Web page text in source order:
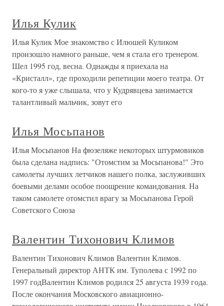
Илья Кулик
Илья Кулик Мое знакомство с Илюшей Куликом
произошло намного раньше, чем я стала его тренером.
Шел 1995 год, весна. Однажды я приехала на
«Кристалл», где проходили репетиции моего театра. От
кого-то я уже слышала, что у Кудрявцева занимается
талантливый мальчик, зовут его
Илья Мосьпанов
Илья Мосьпанов На фюзеляже некоторых штурмовиков
была сделана надпись: "Отомстим за Мосьпанова!" Это
самолеты лучших летчиков нашего полка, заслуживших
боевыми делами особое поощрение командования. На
таком самолете отомстил врагу за Мосьпанова Герой
Советского Союза
Валентин Тихонович Климов
Валентин Тихонович Климов Валентин Климов.
Генеральный директор АНТК им. Туполева с 1992 по
1997 годВалентин Климов родился 25 августа 1939 года.
После окончания Московского авиационно-